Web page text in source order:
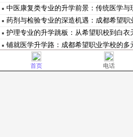
综合优势
中医康复类专业的升学前景：传统医学与
合药剂与检验专业的深造机遇：成都希望职
保障
护理专业的升学跳板：从希望职校到白衣
路铺就医学升学路：成都希望职业学校的多
网上报名
首页 电话